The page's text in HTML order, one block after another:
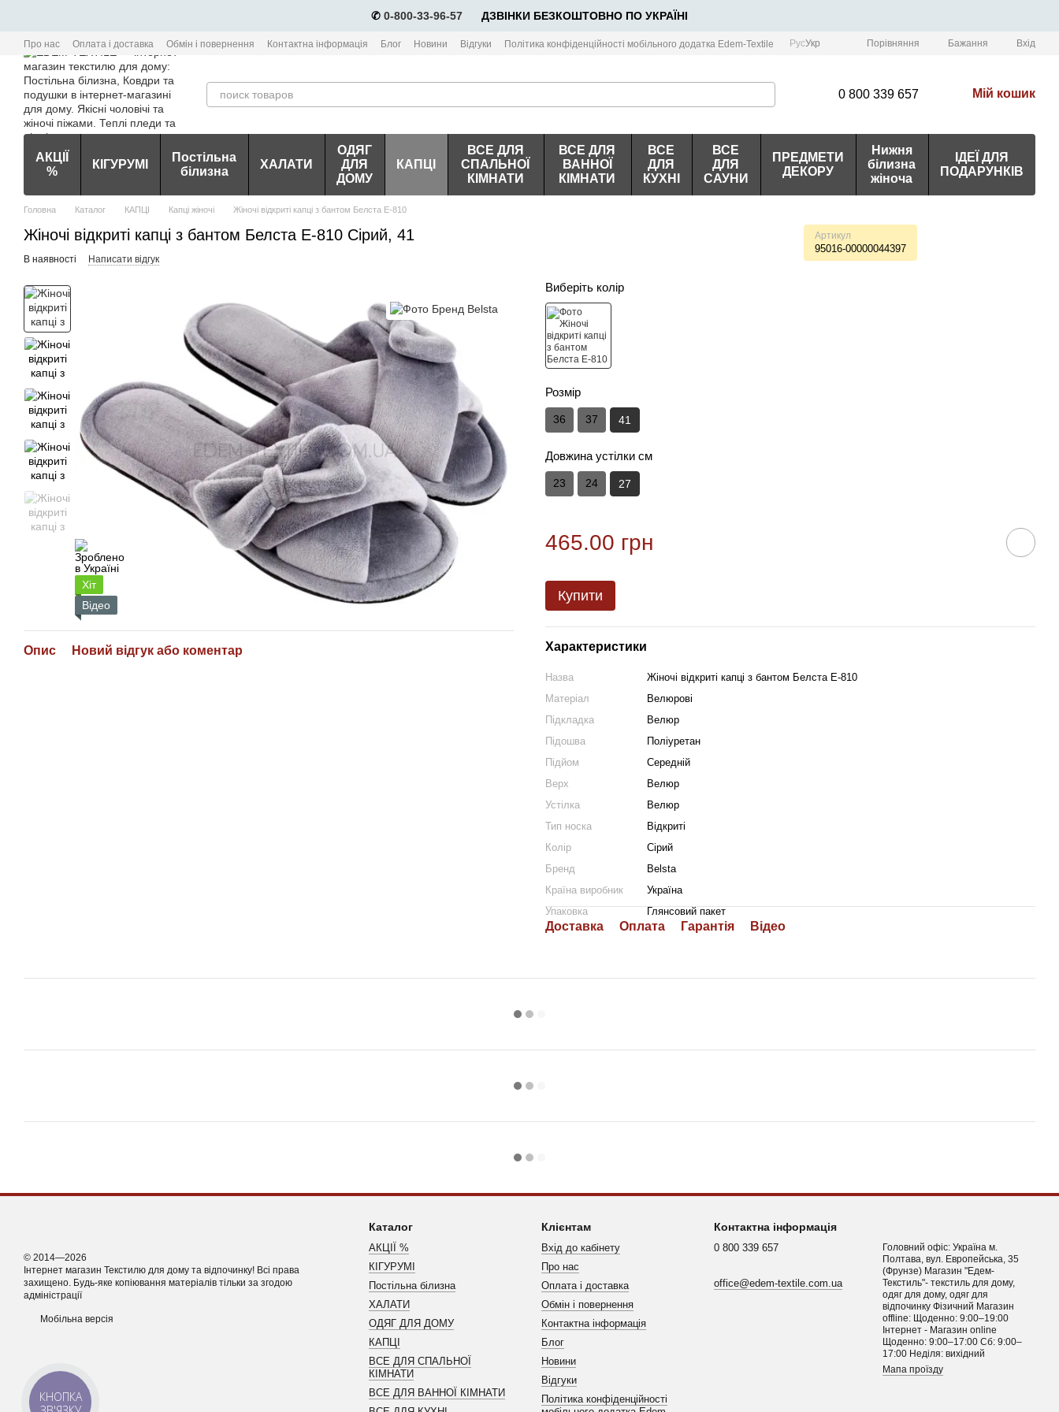
✆ 0-800-33-96-57 ⠀⠀ДЗВІНКИ БЕЗКОШТОВНО ПО УКРАЇНІ
Про нас Оплата і доставка Обмін і повернення Контактна інформація Блог Новини Відгуки Політика конфіденційності мобільного додатка Edem-Textile РусУкр Порівняння Бажання Вхід
0 800 339 657 Мій кошик
АКЦІЇ
%
КІГУРУМІ
Постільна
білизна
ХАЛАТИ
ОДЯГ
ДЛЯ
ДОМУ
КАПЦІ
ВСЕ ДЛЯ
СПАЛЬНОЇ
КІМНАТИ
ВСЕ ДЛЯ
ВАННОЇ
КІМНАТИ
ВСЕ
ДЛЯ
КУХНІ
ВСЕ
ДЛЯ
САУНИ
ПРЕДМЕТИ
ДЕКОРУ
Нижня
білизна
жіноча
ІДЕЇ ДЛЯ
ПОДАРУНКІВ
Головна Каталог КАПЦІ Капці жіночі Жіночі відкриті капці з бантом Белста Е-810
Жіночі відкриті капці з бантом Белста Е-810 Сірий, 41 Артикул
95016-00000044397
В наявності Написати відгук
Хіт
Відео
Опис Новий відгук або коментар
Виберіть колір
Розмір
36 37 41
Довжина устілки см
23 24 27
465.00 грн
Купити
Характеристики
Назва
Жіночі відкриті капці з бантом Белста Е-810
Матеріал
Велюрові
Підкладка
Велюр
Підошва
Поліуретан
Підйом
Середній
Верх
Велюр
Устілка
Велюр
Тип носка
Відкриті
Колір
Сірий
Бренд
Belsta
Країна виробник
Україна
Упаковка
Глянсовий пакет
Доставка Оплата Гарантія Відео
© 2014—2026
Інтернет магазин Текстилю для дому та відпочинку! Всі права
захищено. Будь-яке копіювання матеріалів тільки за згодою
адміністрації
Мобільна версія
Каталог
АКЦІЇ %
КІГУРУМІ
Постільна білизна
ХАЛАТИ
ОДЯГ ДЛЯ ДОМУ
КАПЦІ
ВСЕ ДЛЯ СПАЛЬНОЇ
КІМНАТИ
ВСЕ ДЛЯ ВАННОЇ КІМНАТИ
Клієнтам
Вхід до кабінету
Про нас
Оплата і доставка
Обмін і повернення
Контактна інформація
Блог
Новини
Відгуки
Політика конфіденційності
Контактна інформація
0 800 339 657
office@edem-textile.com.ua
Головний офіс: Україна м.
Полтава, вул. Европейська, 35
(Фрунзе) Магазин "Едем-
Текстиль"- текстиль для дому,
одяг для дому, одяг для
відпочинку Фізичний Магазин
offline: Щоденно: 9:00–19:00
Інтернет - Магазин online
Щоденно: 9:00–17:00 Сб: 9:00–
17:00 Неділя: вихідний
Мапа проїзду
КНОПКА